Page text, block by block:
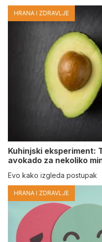
HRANA I ZDRAVLJE
Kuhinjski eksperiment:
avokado za nekoliko
Evo kako izgleda postupak
HRANA I ZDRAVLJE